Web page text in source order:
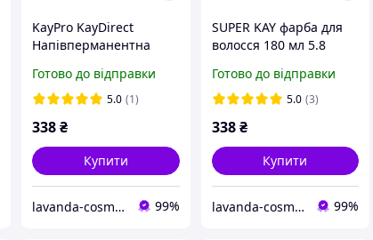
KayPro KayDirect
Напівперманентна
прямої дії 100мл
(INTENSE Червона)
Готово до відправки
5.0 (1)
338₴
Купити
lavanda-cosmetic.prom.ua 99%
SUPER KAY фарба для
волосся 180 мл 5.8
шоколад KAYPRO
Готово до відправки
5.0 (3)
338 ₴
Купити
lavanda-cosmetic.prom.ua 99%